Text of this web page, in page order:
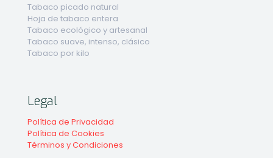
Tabaco picado natural
Hoja de tabaco entera
Tabaco ecológico y artesanal
Tabaco suave, intenso, clásico
Tabaco por kilo
Legal
Política de Privacidad
Política de Cookies
Términos y Condiciones